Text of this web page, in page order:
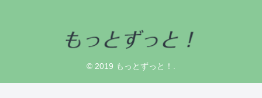
© 2019 もっとずっと！.